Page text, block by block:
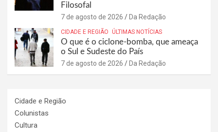
Filosofal
7 de agosto de 2026 Da Redação
CIDADE E REGIÃO ÚLTIMAS NOTÍCIAS
O que é o ciclone-bomba, que ameaça
o Sul e Sudeste do País
7 de agosto de 2026 Da Redação
Cidade e Região
Colunistas
Cultura